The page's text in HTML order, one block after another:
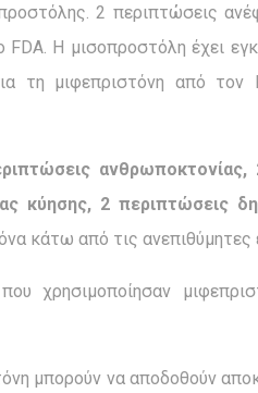
2 περιπτώσεις
Η μισοπροστόλη έχει
τη μιφεπριστόνη από τον
ανθρωποκτονίας,
κύησης, 2 περιπτώσεις
κάτω από τις ανεπιθύμητες
χρησιμοποίησαν
μπορούν να αποδοθούν